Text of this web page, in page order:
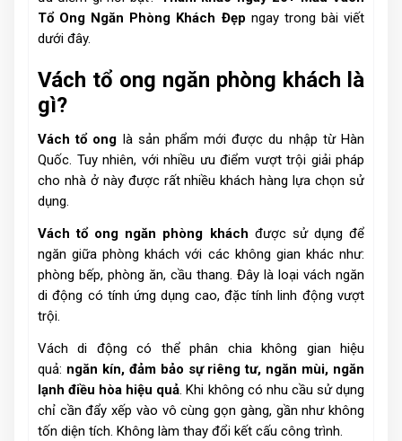
Tổ Ong Ngăn Phòng Khách Đẹp ngay trong bài viết
dưới đây.
Vách tổ ong ngăn phòng khách là
gì?
Vách tổ ong là sản phẩm mới được du nhập từ Hàn
Quốc. Tuy nhiên, với nhiều ưu điểm vượt trội giải pháp
cho nhà ở này được rất nhiều khách hàng lựa chọn sử
dụng.
Vách tổ ong ngăn phòng khách được sử dụng để
ngăn giữa phòng khách với các không gian khác như:
phòng bếp, phòng ăn, cầu thang. Đây là loại vách ngăn
di động có tính ứng dụng cao, đặc tính linh động vượt
trội.
Vách di động có thể phân chia không gian hiệu
quả: ngăn kín, đảm bảo sự riêng tư, ngăn mùi, ngăn
lạnh điều hòa hiệu quả. Khi không có nhu cầu sử dụng
chỉ cần đẩy xếp vào vô cùng gọn gàng, gần như không
tốn diện tích. Không làm thay đổi kết cấu công trình.